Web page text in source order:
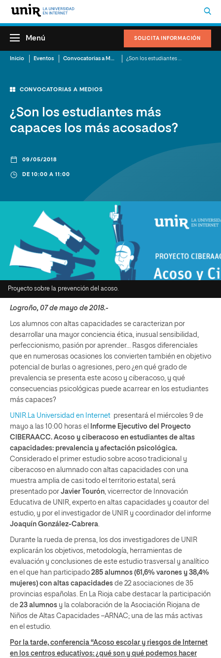
SOLICITA INFORMACIÓN
Menú
Inicio Eventos Convocatorias a Medios
CONVOCATORIAS A MEDIOS
¿Son los estudiantes más
capaces los más acosados?
09/05/2018
DE 10:00 A 11:00
Proyecto sobre la prevención del acoso.
Logroño, 07 de mayo de 2018.-
Los alumnos con altas capacidades se caracterizan por
desarrollar una mayor conciencia ética, inusual sensibilidad,
perfeccionismo, pasión por aprender… Rasgos diferenciales
que en numerosas ocasiones los convierten también en objetivo
potencial de burlas o agresiones, pero ¿en qué grado de
prevalencia se presenta este acoso y ciberacoso, y qué
consecuencias psicológicas puede acarrear en los estudiantes
más capaces?
UNIR.La Universidad en Internet presentará el miércoles 9 de
mayo a las 10:00 horas el
Informe Ejecutivo del Proyecto
CIBERAACC. Acoso y ciberacoso en estudiantes de altas
capacidades: prevalencia y afectación psicológica.
Considerado el primer estudio sobre acoso tradicional y
ciberacoso en alumnado con altas capacidades con una
muestra amplia de casi todo el territorio estatal, será
presentado por Javier Tourón, vicerrector de Innovación
Educativa de UNIR, experto en altas capacidades y coautor del
estudio, y por el investigador de UNIR y coordinador del informe
Joaquín González-Cabrera.
Durante la rueda de prensa, los dos investigadores de UNIR
explicarán los objetivos, metodología, herramientas de
evaluación y conclusiones de este estudio trasversal y analítico
en el que han participado 285 alumnos (61,6% varones y 38,4%
mujeres) con altas capacidades de 22 asociaciones de 35
provincias españolas. En La Rioja cabe destacar la participación
de 23 alumnos y la colaboración de la Asociación Riojana de
Niños de Altas Capacidades –ARNAC; una de las más activas
en el estudio.
Por la tarde, conferencia “Acoso escolar y riesgos de Internet
en los centros educativos: ¿qué son y qué podemos hacer